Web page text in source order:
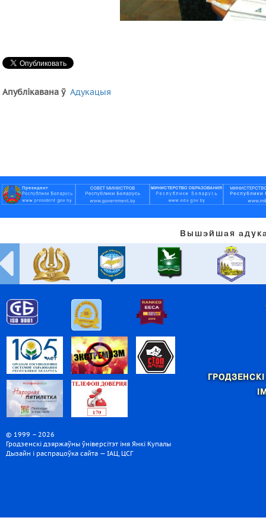
Апублікавана ў Адукацыя
Вышэйшая
© 1999 – 2026
Гродзенскі дзяржаўны ўніверсітэт імя Янкі Купалы
Дызайн і распрацоўка сайта — ІАЦ, ЦСГ